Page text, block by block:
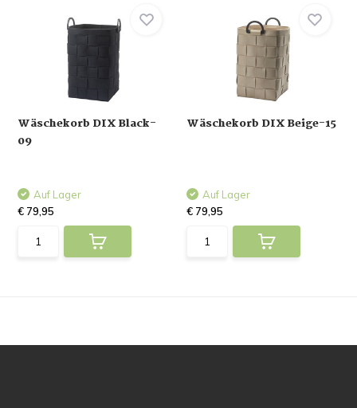
Wäschekorb DIX Black-
09
Auf Lager
€ 79,95
Wäschekorb DIX Beige-15
Auf Lager
€ 79,95